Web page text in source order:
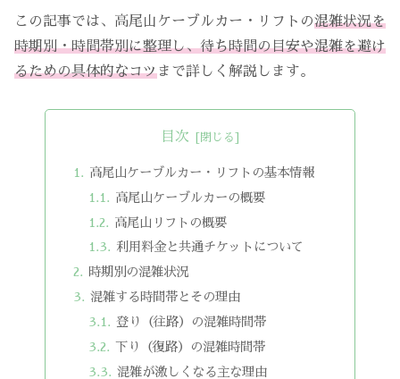
この記事では、高尾山ケーブルカー・リフトの混雑状況を
時期別・時間帯別に整理し、待ち時間の目安や混雑を避け
るための具体的なコツまで詳しく解説します。
目次
高尾山ケーブルカー・リフトの基本情報
高尾山ケーブルカーの概要
高尾山リフトの概要
利用料金と共通チケットについて
時期別の混雑状況
混雑する時間帯とその理由
登り（往路）の混雑時間帯
下り（復路）の混雑時間帯
混雑が激しくなる主な理由